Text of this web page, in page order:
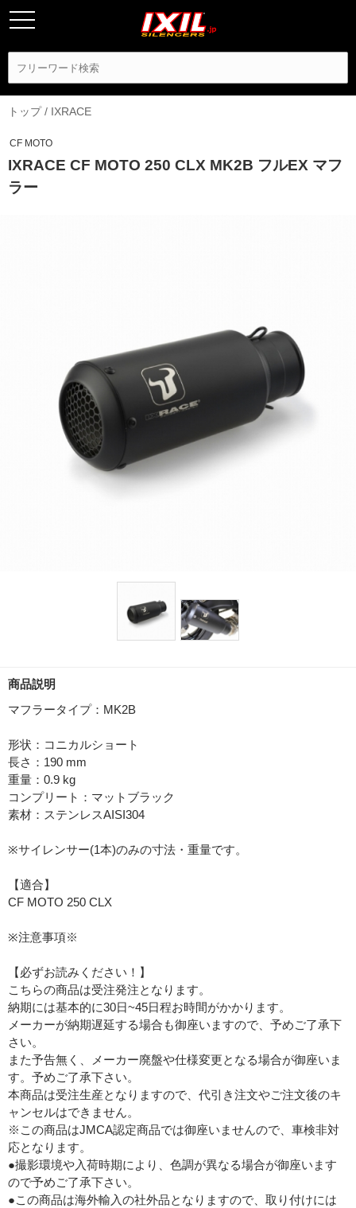
トップ/ IXRACE
CF MOTO
IXRACE CF MOTO 250 CLX MK2B フルEX マフ
ラー
商品説明
マフラータイプ：MK2B
形状：コニカルショート
長さ：190 mm
重量：0.9 kg
コンプリート：マットブラック
素材：ステンレスAISI304
※サイレンサー(1本)のみの寸法・重量です。
【適合】
CF MOTO 250 CLX
※注意事項※
【必ずお読みください！】
こちらの商品は受注発注となります。
納期には基本的に30日~45日程お時間がかかります。
メーカーが納期遅延する場合も御座いますので、予めご了承下
さい。
また予告無く、メーカー廃盤や仕様変更となる場合が御座いま
す。予めご了承下さい。
本商品は受注生産となりますので、代引き注文やご注文後のキ
ャンセルはできません。
※この商品はJMCA認定商品では御座いませんので、車検非対
応となります。
●撮影環境や入荷時期により、色調が異なる場合が御座います
ので予めご了承下さい。
●この商品は海外輸入の社外品となりますので、取り付けには